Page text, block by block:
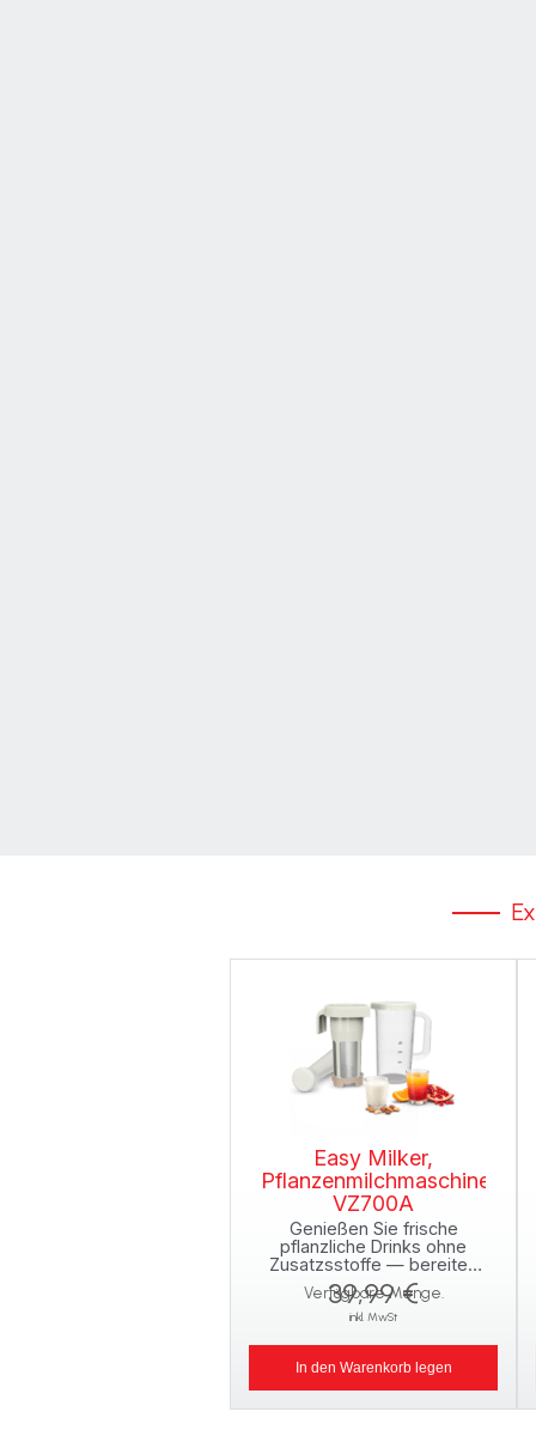
Easy Milker,
Pflanzenmilchmaschine
VZ700A
Genießen Sie frische
pflanzliche Drinks ohne
Zusatzsstoffe — bereiten
Sie 1 Liter in 1 Minute zu!
Verfügbare Menge.
39,99 €
inkl. MwSt
In den Warenkorb legen